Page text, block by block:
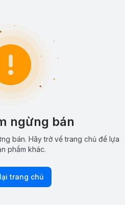
ngừng bán
bán. Hãy trở về trang chủ để lựa
phẩm khác.
trang chủ